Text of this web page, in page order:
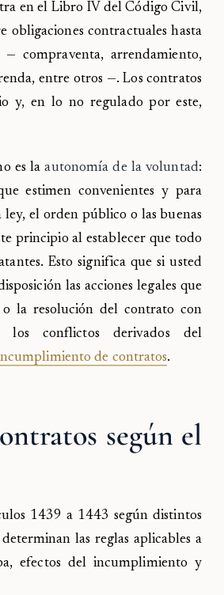
en el Libro IV del Código Civil,
obligaciones contractuales hasta
compraventa, arrendamiento,
entre otros —. Los contratos
y, en lo no regulado por este,
es laautonomía de la voluntad:
estimen convenientes y para
el orden público o las buenas
principio al establecer que todo
Esto significa que si usted
las acciones legales que
la resolución del contrato con
los conflictos derivados del
de contratos.
según el
1439 a 1443 según distintos
las reglas aplicables a
efectos del incumplimiento y